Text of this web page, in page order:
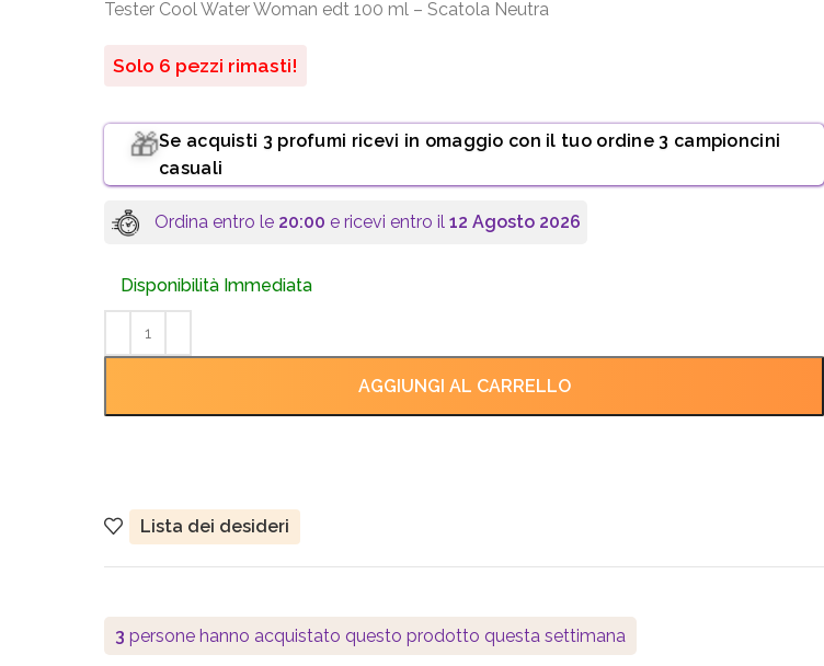
Tester Cool Water Woman edt 100 ml – Scatola Neutra
Solo 6 pezzi rimasti!
🎁Se acquisti 3 profumi ricevi in omaggio con il tuo ordine 3 campioncini
casuali
Ordina entro le 20:00 e ricevi entro il 12 Agosto 2026
Disponibilità Immediata
AGGIUNGI AL CARRELLO
Lista dei desideri
3 persone hanno acquistato questo prodotto questa settimana